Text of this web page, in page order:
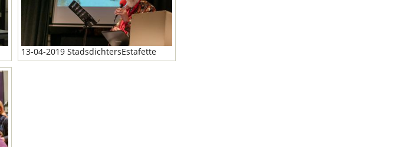
13-04-2019 StadsdichtersEstafette